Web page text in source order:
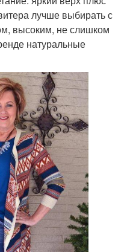
лучше выбирать с
высоким, не слишком
натуральные